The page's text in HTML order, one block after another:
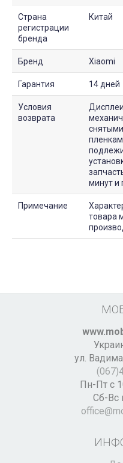
Страна
регистрации
бренда
Китай
Бренд Xiaomi
Гарантия 14 дней
Условия
возврата
минут и
Примечание
товара
ул.
Пн-Пт с
Сб-Вс